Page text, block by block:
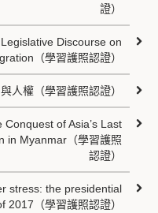
證）
Discourse on
（學習護照認證）
人權（學習護照認證）
of Asia’s Last
in Myanmar（學習護照
認證）
stress: the presidential
2017（學習護照認證）